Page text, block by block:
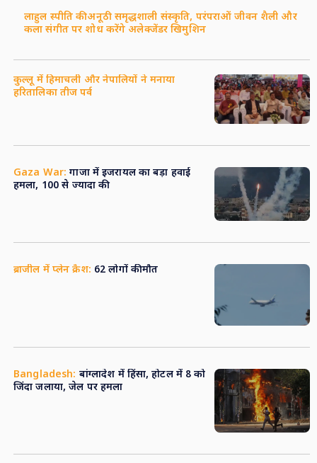
लाहुल स्पीति की अनूठी समृद्धशाली संस्कृति, परंपराओं जीवन शैली और
कला संगीत पर शोध करेंगे अलेक्जेंडर खिमुशिन
कुल्लू में हिमाचली और नेपालियों ने मनाया
हरितालिका तीज पर्व
Gaza War: गाजा में इजरायल का बड़ा हवाई
हमला, 100 से ज्यादा की
ब्राजील में प्लेन क्रैश: 62 लोगों की मौत
Bangladesh: बांग्लादेश में हिंसा, होटल में 8 को
जिंदा जलाया, जेल पर हमला